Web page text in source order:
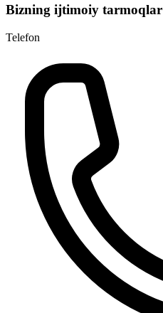
Bizning ijtimoiy tarmoqlar
Telefon